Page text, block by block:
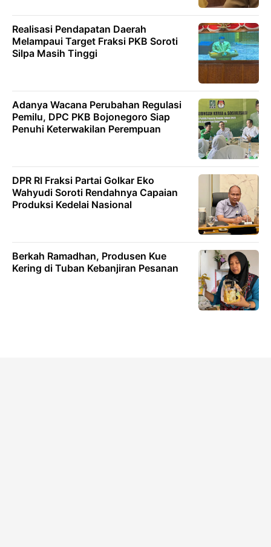
Realisasi Pendapatan Daerah
Melampaui Target Fraksi PKB Soroti
Silpa Masih Tinggi
Adanya Wacana Perubahan Regulasi
Pemilu, DPC PKB Bojonegoro Siap
Penuhi Keterwakilan Perempuan
DPR RI Fraksi Partai Golkar Eko
Wahyudi Soroti Rendahnya Capaian
Produksi Kedelai Nasional
Berkah Ramadhan, Produsen Kue
Kering di Tuban Kebanjiran Pesanan